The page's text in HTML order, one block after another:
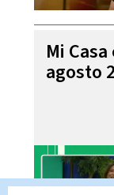
Mi
agosto